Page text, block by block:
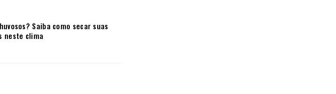
Saiba como secar suas
neste clima